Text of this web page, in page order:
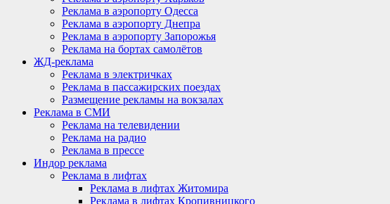
Реклама в аэропорту Одесса
Реклама в аэропорту Днепра
Реклама в аэропорту Запорожья
Реклама на бортах самолётов
ЖД-реклама
Реклама в электричках
Реклама в пассажирских поездах
Размещение рекламы на вокзалах
Реклама в СМИ
Реклама на телевидении
Реклама на радио
Реклама в прессе
Индор реклама
Реклама в лифтах
Реклама в лифтах Житомира
Реклама в лифтах Кропивницкого